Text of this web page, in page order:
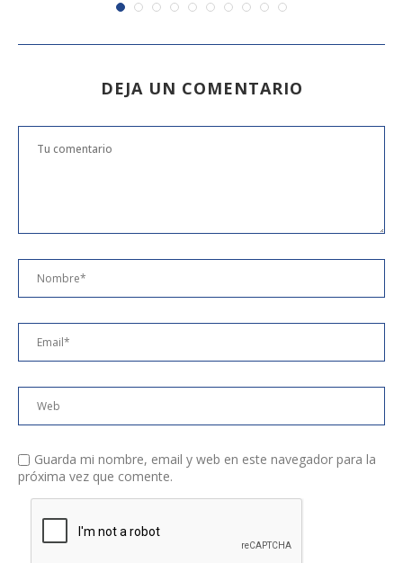
DEJA UN COMENTARIO
Guarda mi nombre, email y web en este navegador para la
próxima vez que comente.